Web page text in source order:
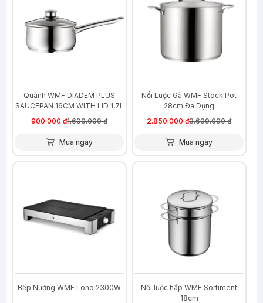
Quánh WMF DIADEM PLUS
SAUCEPAN 16CM WITH LID 1,7L
900.000 đ1.600.000 đ
Mua ngay
Nồi Luộc Gà WMF Stock Pot
28cm Đa Dụng
2.850.000 đ3.600.000 đ
Mua ngay
Bếp Nướng WMF Lono 2300W
Nồi luộc hấp WMF Sortiment
18cm